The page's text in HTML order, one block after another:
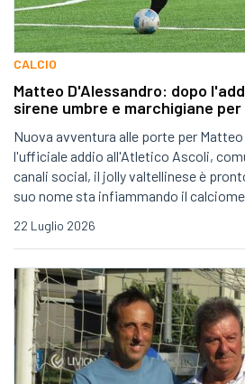
CALCIO
Matteo D'Alessandro: dopo
sirene umbre e marchigiane
Nuova avventura alle porte per
l'ufficiale addio all'Atletico Ascoli,
canali social, il jolly valtellinese è
suo nome sta infiammando il
22 Luglio 2026